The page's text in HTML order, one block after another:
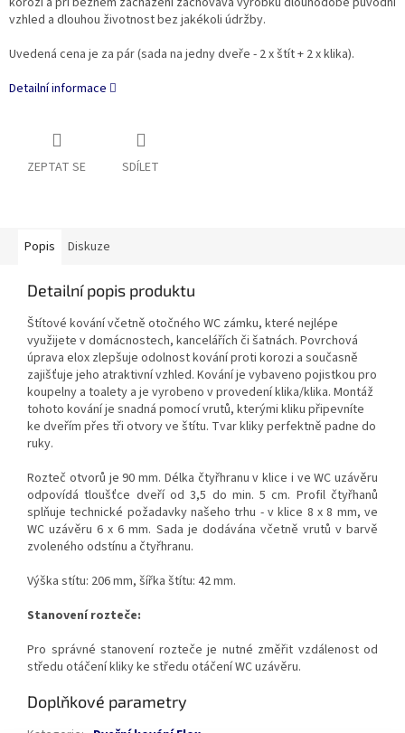
vzhled a dlouhou životnost bez jakékoli údržby.
Uvedená cena je za pár (sada na jedny dveře - 2 x štít + 2 x klika).
Detailní informace
ZEPTAT SE SDÍLET
Popis Diskuze
Detailní popis produktu
Štítové kování včetně otočného WC zámku, které nejlépe
využijete v domácnostech, kancelářích či šatnách. Povrchová
úprava elox zlepšuje odolnost kování proti korozi a současně
zajišťuje jeho atraktivní vzhled. Kování je vybaveno pojistkou pro
koupelny a toalety a je vyrobeno v provedení klika/klika. Montáž
tohoto kování je snadná pomocí vrutů, kterými kliku připevníte
ke dveřím přes tři otvory ve štítu. Tvar kliky perfektně padne do
ruky.
Rozteč otvorů je 90 mm. Délka čtyřhranu v klice i ve WC uzávěru
odpovídá tloušťce dveří od 3,5 do min. 5 cm. Profil čtyřhanů
splňuje technické požadavky našeho trhu - v klice 8 x 8 mm, ve
WC uzávěru 6 x 6 mm. Sada je dodávána včetně vrutů v barvě
zvoleného odstínu a čtyřhranu.
Výška stítu: 206 mm, šířka štítu: 42 mm.
Stanovení rozteče:
Pro správné stanovení rozteče je nutné změřit vzdálenost od
středu otáčení kliky ke středu otáčení WC uzávěru.
Doplňkové parametry